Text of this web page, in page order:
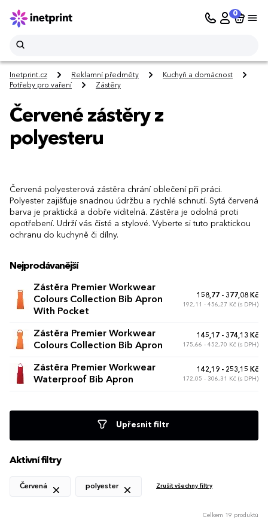
0
Inetprint.cz Reklamní předměty
Kuchyň a domácnost
Potřeby pro vaření
Zástěry
Červené zástěry z
polyesteru
Červená polyesterová zástěra chrání oblečení při práci.
Polyester zajišťuje snadnou údržbu a rychlé schnutí. Sytá červená
barva je praktická a dobře viditelná. Zástěra je odolná proti
opotřebení. Udrží vás čisté a stylové. Vyberte si tuto praktickou
ochranu do kuchyně či dílny.
Nejprodávanější
Zástěra Premier Workwear
Colours Collection Bib Apron
With Pocket
158,77 - 377,08 Kč
192,11 - 456,27 Kč (s DPH)
Zástěra Premier Workwear
Colours Collection Bib Apron
145,17 - 374,13 Kč
175,66 - 452,70 Kč (s DPH)
Zástěra Premier Workwear
Waterproof Bib Apron
142,19 - 253,15 Kč
172,05 - 306,31 Kč (s DPH)
Upřesnit filtr
Aktivní filtry
Červená polyester Zrušit všechny filtry
Celkem 19 produktů